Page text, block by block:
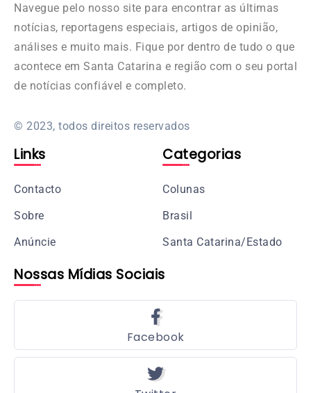
Navegue pelo nosso site para encontrar as últimas
notícias, reportagens especiais, artigos de opinião,
análises e muito mais. Fique por dentro de tudo o que
acontece em Santa Catarina e região com o seu portal
de notícias confiável e completo.
© 2023, todos direitos reservados
Links
Contacto
Sobre
Anúncie
Categorias
Colunas
Brasil
Santa Catarina/Estado
Nossas Mídias Sociais
Facebook